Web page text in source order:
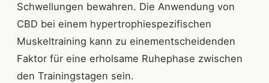
Schwellungen bewahren. Die Anwendung von
CBD bei einem hypertrophiespezifischen
Muskeltraining kann zu einementscheidenden
Faktor für eine erholsame Ruhephase zwischen
den Trainingstagen sein.